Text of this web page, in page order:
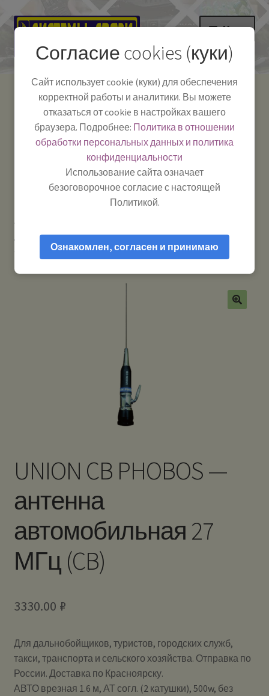
Перейти
навигации
Перейти
содержимому
Меню
Как пользоваться
Полезная информация
Мой аккаунт
Системы Связи:
г. Красноярск, ул.
Работаем:Пн-Пт:
10:00–18:00
-
Телефон:+7-
391-249-1040
Тел.|WA|Telegram:
+79029904090
дальнобойщиков
UNION CB PHOBOS — антенна
автомобильная 27 МГц (CB)
UNION CB PHOBOS —
антенна
автомобильная 27
МГц (CB)
3330.00 ₽
Для дальнобойщиков, туристов, городских служб,
такси, транспорта и сельского хозяйства. Отправка по
России. Доставка по Красноярску.
АВТО врезная 1.6 м, АТ согл. (2 катушки), 500w, без
Согласие cookies (куки)
Сайт использует cookie (куки) для обеспечения
корректной работы и аналитики. Вы можете
отказаться от cookie в настройках вашего
браузера. Подробнее: Политика в отношении
обработки персональных данных и политика
конфиденциальности
Использование сайта означает
безоговорочное согласие с настоящей
Политикой.
Ознакомлен, согласен и принимаю